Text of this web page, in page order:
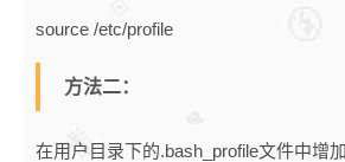
source /etc/profile
方法二：
在用户目录下的.bash_profile文件中增